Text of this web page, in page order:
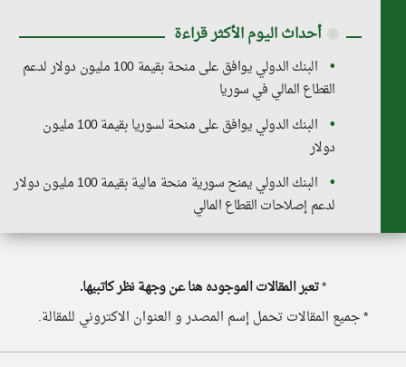
◉ أحداث اليوم الأكثر قراءة
البنك الدولي يوافق على منحة بقيمة 100 مليون دولار لدعم
القطاع المالي في سوريا
البنك الدولي يوافق على منحة لسوريا بقيمة 100 مليون
دولار
البنك الدولي يمنح سورية منحة مالية بقيمة 100 مليون دولار
لدعم إصلاحات القطاع المالي
*تعبر المقالات الموجوده هنا عن وجهة نظر كاتبيها.
* جميع المقالات تحمل إسم المصدر و العنوان الاكتروني للمقالة.